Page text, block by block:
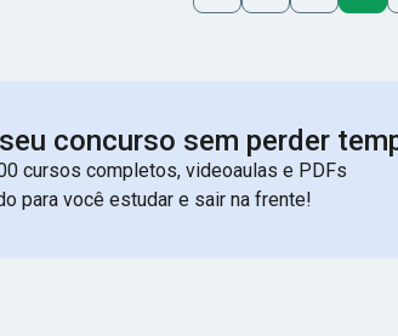
concurso sem perder
cursos completos, videoaulas e PDFs
para você estudar e sair na frente!